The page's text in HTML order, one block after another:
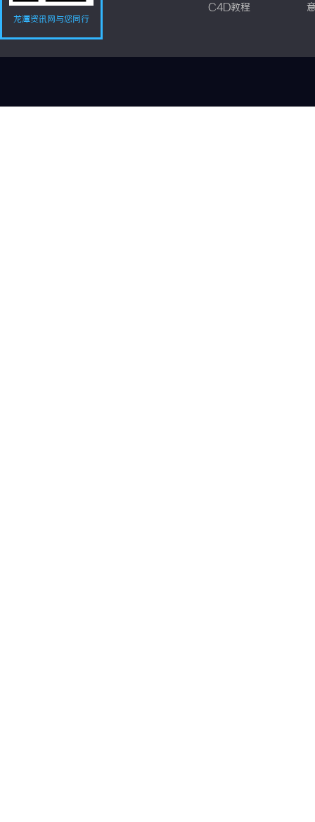
龙潭资讯网与您同行
C4D教程